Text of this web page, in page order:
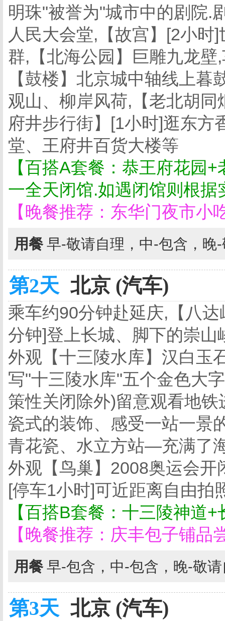
明珠"被誉为"城市中的剧院.
人民大会堂,【故宫】[2小时
群,【北海公园】巨雕九龙
【鼓楼】北京城中轴线上
观山、柳岸风荷,【老北胡
府井步行街】[1小时]逛东方
堂、王府井百货大楼等
【百搭A套餐：恭王府花园
一全天闭馆.如遇闭馆则根
【晚餐推荐：东华门夜市
用餐 早-敬请自理，中-包含，晚
第2天 北京 (汽车)
乘车约90分钟赴延庆,【八
分钟]登上长城、脚下的崇
外观【十三陵水库】汉白玉
写"十三陵水库"五个金色大
策性关闭除外)留意观看地
瓷式的装饰、感受一站一景
青花瓷、水立方站—充满了
外观【鸟巢】2008奥运会
[停车1小时]可近距离自由
【百搭B套餐：十三陵神道
【晚餐推荐：庆丰包子铺品
用餐 早-包含，中-包含，晚-敬
第3天 北京 (汽车)